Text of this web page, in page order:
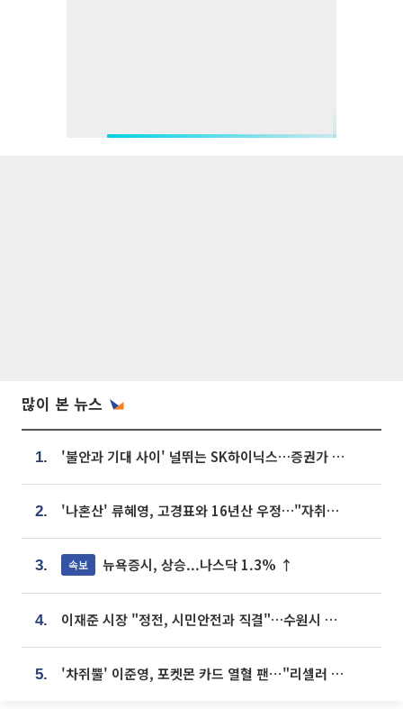
많이 본 뉴스
1. '불안과 기대 사이' 널뛰는 SK하이닉스…증권가 "HBM4·LTA 기반 펀터멘털 견고"
2. '나혼산' 류혜영, 고경표와 16년산 우정…"자취방서 부모님과 마주쳐"
3. 속보 뉴욕증시, 상승...나스닥 1.3% ↑
4. 이재준 시장 "정전, 시민안전과 직결"…수원시 비상대응체계 가동
5. '차쥐뿔' 이준영, 포켓몬 카드 열혈 팬⋯"리셀러 처단할 것"